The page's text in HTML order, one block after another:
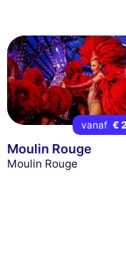
vanaf €
Moulin Rouge
Moulin Rouge